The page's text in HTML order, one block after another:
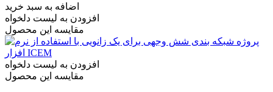
اضافه به سبد خرید
افزودن به لیست دلخواه
مقایسه این محصول
افزودن به لیست دلخواه
مقایسه این محصول